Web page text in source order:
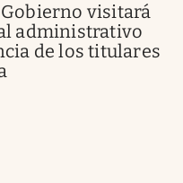
visitará
administrativo
de los titulares